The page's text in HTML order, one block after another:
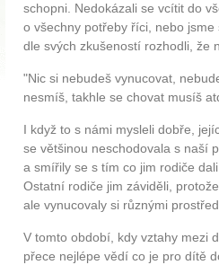
schopni. Nedokázali se vcítit do
o všechny potřeby říci, nebo
dle svých zkušeností rozhodli, že
"Nic si nebudeš vynucovat,
nesmíš, takhle se chovat musíš
I když to s námi mysleli dobře,
se většinou neschodovala s naší
a smířily se s tím co jim rodiče
Ostatní rodiče jim záviděli,
ale vynucovaly si různými
V tomto období, kdy vztahy mezi
přece nejlépe vědí co je pro dítě